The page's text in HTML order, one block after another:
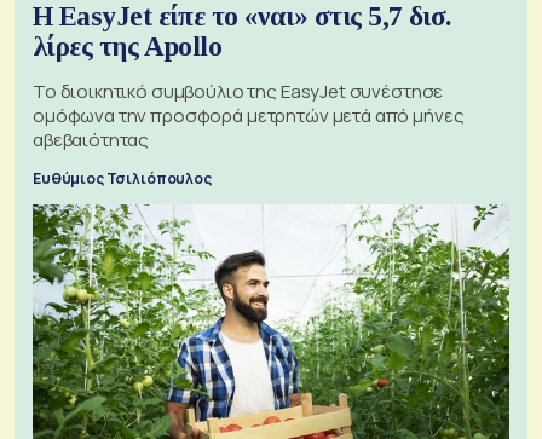
Η EasyJet είπε το «ναι» στις 5,7 δισ.
λίρες της Apollo
Το διοικητικό συμβούλιο της EasyJet συνέστησε
ομόφωνα την προσφορά μετρητών μετά από μήνες
αβεβαιότητας
Ευθύμιος Τσιλιόπουλος